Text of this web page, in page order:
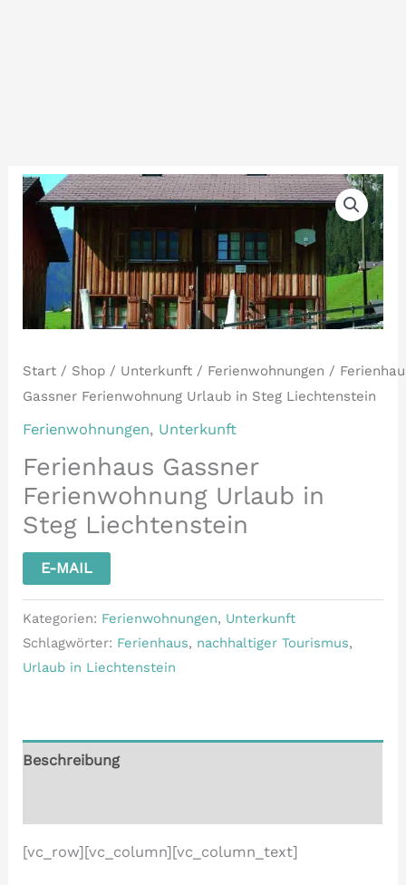
Start / Shop / Unterkunft / Ferienwohnungen /
Gassner Ferienwohnung Urlaub in Steg Liechtenstein
Ferienwohnungen, Unterkunft
Ferienhaus Gassner
Ferienwohnung Urlaub in
Steg Liechtenstein
E-MAIL
Kategorien: Ferienwohnungen, Unterkunft
Schlagwörter: Ferienhaus, nachhaltiger Tourismus,
Urlaub in Liechtenstein
Beschreibung
[vc_row][vc_column][vc_column_text]